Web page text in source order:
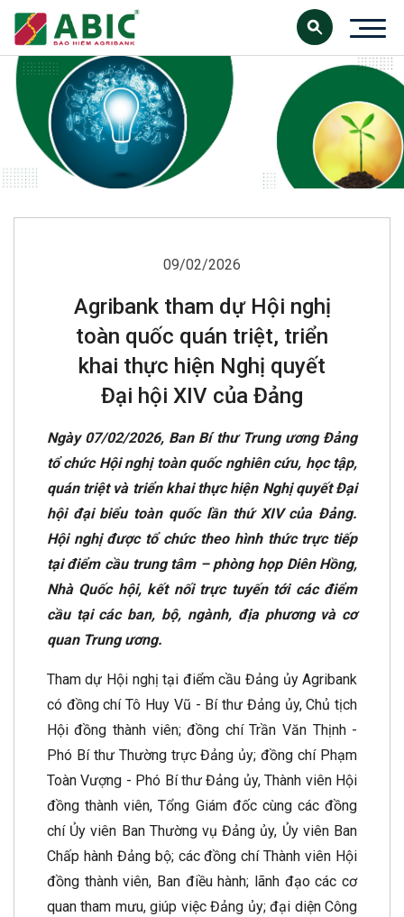
09/02/2026
Agribank tham dự Hội nghị
toàn quốc quán triệt, triển
khai thực hiện Nghị quyết
Đại hội XIV của Đảng
Ngày 07/02/2026, Ban Bí thư Trung ương Đảng
tổ chức Hội nghị toàn quốc nghiên cứu, học tập,
quán triệt và triển khai thực hiện Nghị quyết Đại
hội đại biểu toàn quốc lần thứ XIV của Đảng.
Hội nghị được tổ chức theo hình thức trực tiếp
tại điểm cầu trung tâm – phòng họp Diên Hồng,
Nhà Quốc hội, kết nối trực tuyến tới các điểm
cầu tại các ban, bộ, ngành, địa phương và cơ
quan Trung ương.
Tham dự Hội nghị tại điểm cầu Đảng ủy Agribank
có đồng chí Tô Huy Vũ - Bí thư Đảng ủy, Chủ tịch
Hội đồng thành viên; đồng chí Trần Văn Thịnh -
Phó Bí thư Thường trực Đảng ủy; đồng chí Phạm
Toàn Vượng - Phó Bí thư Đảng ủy, Thành viên Hội
đồng thành viên, Tổng Giám đốc cùng các đồng
chí Ủy viên Ban Thường vụ Đảng ủy, Ủy viên Ban
Chấp hành Đảng bộ; các đồng chí Thành viên Hội
đồng thành viên, Ban điều hành; lãnh đạo các cơ
quan tham mưu, giúp việc Đảng ủy; đại diện Công